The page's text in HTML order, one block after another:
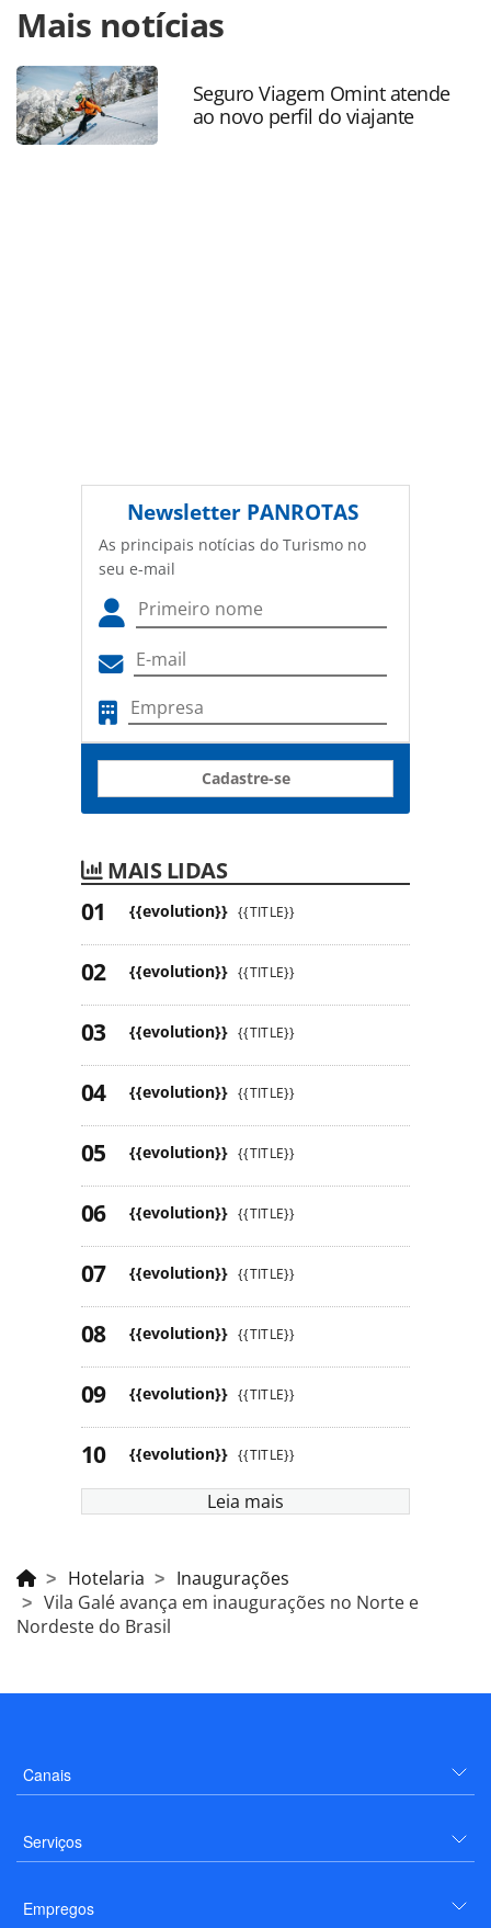
https://www.panrotas.com.br/hotelaria/inauguracoes/
gale-avanca-em-inauguracoes-no-norte-e-nordeste-do-
brasil_217801.html ou as ferramentas oferecidas na
página. Todo o conteúdo produzido pela PANROTAS
Editora é protegido pela legislação brasileira sobre direito
autoral. Não reproduza o conteúdo sem autorização da
Mais notícias
Seguro Viagem Omint atende
ao novo perfil do viajante
Newsletter PANROTAS
As principais notícias do Turismo no
seu e-mail
Cadastre-se
MAIS LIDAS
{{evolution}} {{TITLE}}
{{evolution}} {{TITLE}}
{{evolution}} {{TITLE}}
{{evolution}} {{TITLE}}
{{evolution}} {{TITLE}}
{{evolution}} {{TITLE}}
{{evolution}} {{TITLE}}
{{evolution}} {{TITLE}}
{{evolution}} {{TITLE}}
{{evolution}} {{TITLE}}
Leia mais
Hotelaria
Inaugurações
Vila Galé avança em inaugurações no Norte e
Nordeste do Brasil
Canais
Serviços
Empregos